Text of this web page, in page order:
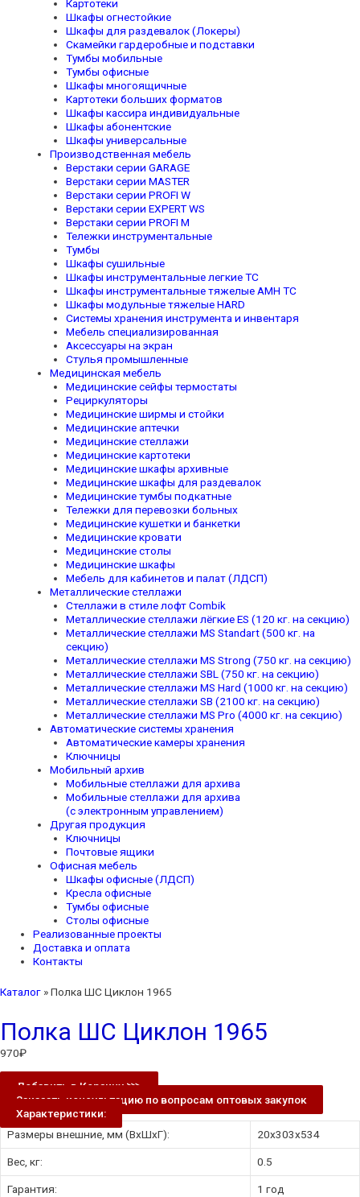
Картотеки
Шкафы огнестойкие
Шкафы для раздевалок (Локеры)
Скамейки гардеробные и подставки
Тумбы мобильные
Тумбы офисные
Шкафы многоящичные
Картотеки больших форматов
Шкафы кассира индивидуальные
Шкафы абонентские
Шкафы универсальные
Производственная мебель
Верстаки серии GARAGE
Верстаки серии MASTER
Верстаки серии PROFI W
Верстаки серии EXPERT WS
Верстаки серии PROFI M
Тележки инструментальные
Тумбы
Шкафы сушильные
Шкафы инструментальные легкие TC
Шкафы инструментальные тяжелые AMH TC
Шкафы модульные тяжелые HARD
Системы хранения инструмента и инвентаря
Мебель специализированная
Аксессуары на экран
Стулья промышленные
Медицинская мебель
Медицинские сейфы термостаты
Рециркуляторы
Медицинские ширмы и стойки
Медицинские аптечки
Медицинские стеллажи
Медицинские картотеки
Медицинские шкафы архивные
Медицинские шкафы для раздевалок
Медицинские тумбы подкатные
Тележки для перевозки больных
Медицинские кушетки и банкетки
Медицинские кровати
Медицинские столы
Медицинские шкафы
Мебель для кабинетов и палат (ЛДСП)
Металлические стеллажи
Стеллажи в стиле лофт Combik
Металлические стеллажи лёгкие ES (120 кг. на секцию)
Металлические стеллажи MS Standart (500 кг. на
секцию)
Металлические стеллажи MS Strong (750 кг. на секцию)
Металлические стеллажи SBL (750 кг. на секцию)
Металлические стеллажи MS Hard (1000 кг. на секцию)
Металлические стеллажи SB (2100 кг. на секцию)
Металлические стеллажи MS Pro (4000 кг. на секцию)
Автоматические системы хранения
Автоматические камеры хранения
Ключницы
Мобильный архив
Мобильные стеллажи для архива
Мобильные стеллажи для архива
(с электронным управлением)
Другая продукция
Ключницы
Почтовые ящики
Офисная мебель
Шкафы офисные (ЛДСП)
Кресла офисные
Тумбы офисные
Столы офисные
Реализованные проекты
Доставка и оплата
Контакты
Каталог »Полка ШС Циклон 1965
Полка ШС Циклон 1965
970₽
Добавить в Корзину ⋙
Заказать консультацию по вопросам оптовых закупок
Характеристики:
Размеры внешние, мм (ВхШхГ):
20x303x534
Вес, кг: 0.5
Гарантия: 1 год